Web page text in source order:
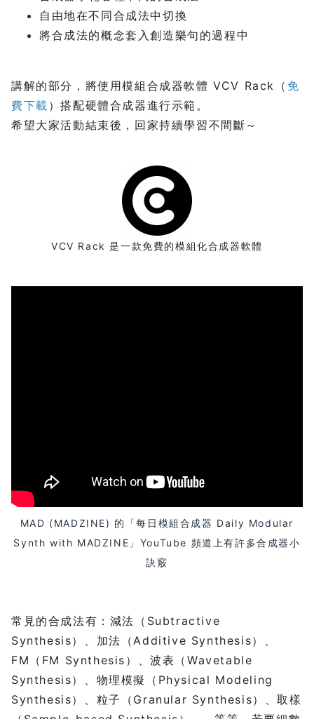
自由地在不同合成法中切換
將合成法的概念套入創造樂句的過程中
講解的部分，將使用模組合成器軟體 VCV Rack（ 免
費下載 ）搭配硬體合成器進行示範。
希望大家活動結束後，回家持續學習不間斷～
VCV Rack 是一款免費的模組化合成器軟體
MAD (MADZINE) 的「每日模組合成器 Daily Modular
Synth with MADZINE」YouTube 頻道上有許多合成器小
訣竅
常見的合成法有：減法（Subtractive
Synthesis）、加法（Additive Synthesis）、
FM（FM Synthesis）、波表（Wavetable
Synthesis）、物理模擬（Physical Modeling
Synthesis）、粒子（Granular Synthesis）、取樣